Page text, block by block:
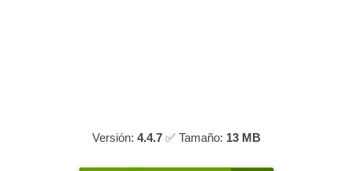
Versión: 4.4.7 ✅ Tamaño: 13 MB